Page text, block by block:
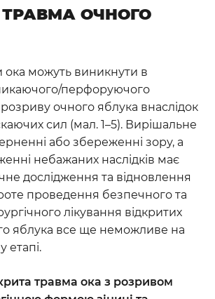
ТРАВМА ОЧНОГО
ока можуть виникнути в
перфоруючого
очного яблука внаслідок
сил (мал. 1–5). Вирішальне
або збереженні зору, а
небажаних наслідків має
дослідження та відновлення
проведення безпечного та
лікування відкритих
яблука все ще неможливе на
етапі.
травма ока з розривом